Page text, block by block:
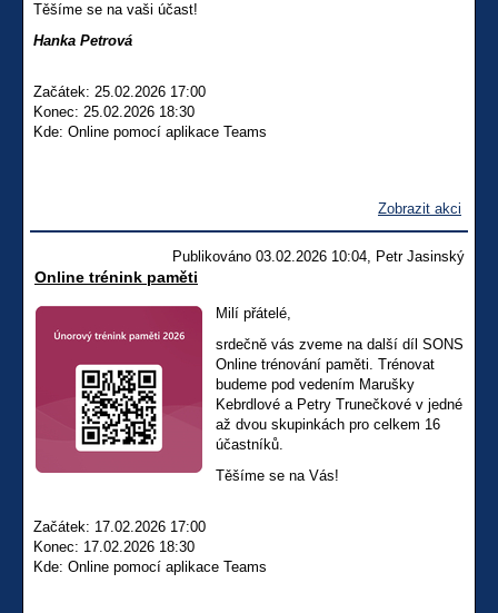
Těšíme se na vaši účast!
Hanka Petrová
Začátek: 25.02.2026 17:00
Konec: 25.02.2026 18:30
Kde: Online pomocí aplikace Teams
Zobrazit akci
Publikováno 03.02.2026 10:04, Petr Jasinský
Online trénink paměti
Milí přátelé,
srdečně vás zveme na další díl SONS
Online trénování paměti. Trénovat
budeme pod vedením Marušky
Kebrdlové a Petry Trunečkové v jedné
až dvou skupinkách pro celkem 16
účastníků.
Těšíme se na Vás!
Začátek: 17.02.2026 17:00
Konec: 17.02.2026 18:30
Kde: Online pomocí aplikace Teams